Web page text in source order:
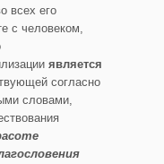
всех его
с человеком,
является
согласно
словами,